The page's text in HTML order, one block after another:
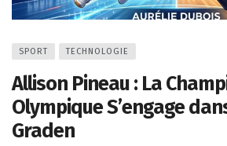
SPORT TECHNOLOGIE
Allison Pineau : La
Olympique S’engage
Graden